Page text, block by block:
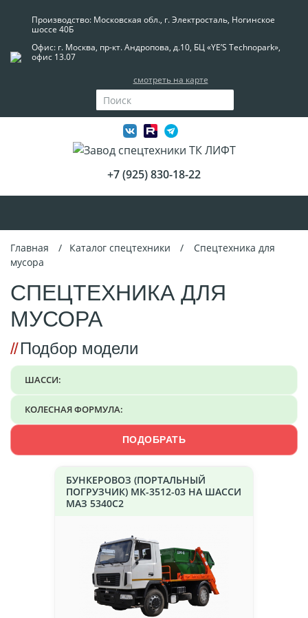
Производство: Московская обл., г. Электросталь, Ногинское
шоссе 40Б
Офис: г. Москва, пр-кт. Андропова, д.10, БЦ «YE’S Technopark»,
офис 13.07
смотреть на карте
+7 (925) 830-18-22
Главная Каталог спецтехники
Спецтехника для
мусора
СПЕЦТЕХНИКА ДЛЯ
МУСОРА
Подбор модели
ШАССИ:
КОЛЕСНАЯ ФОРМУЛА:
ПОДОБРАТЬ
БУНКЕРОВОЗ (ПОРТАЛЬНЫЙ
ПОГРУЗЧИК) МК-3512-03 НА ШАССИ
МАЗ 5340C2